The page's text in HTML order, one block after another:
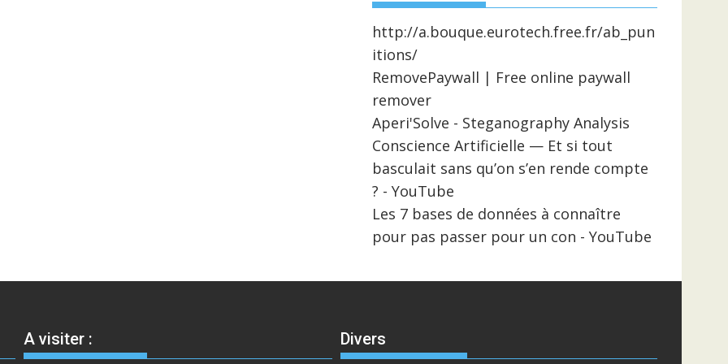
http://a.bouque.eurotech.free.fr/ab_pun
itions/
RemovePaywall | Free online paywall
remover
Aperi'Solve - Steganography Analysis
Conscience Artificielle — Et si tout
basculait sans qu’on s’en rende compte
? - YouTube
Les 7 bases de données à connaître
pour pas passer pour un con - YouTube
A visiter : Divers